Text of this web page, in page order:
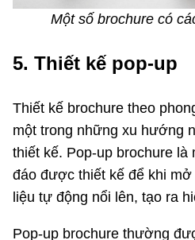
Một số brochure có
5. Thiết kế pop-up
Thiết kế brochure theo
một trong những xu hướng
thiết kế. Pop-up brochure là
đáo được thiết kế để khi mở
liệu tự động nổi lên, tạo ra
Pop-up brochure thường